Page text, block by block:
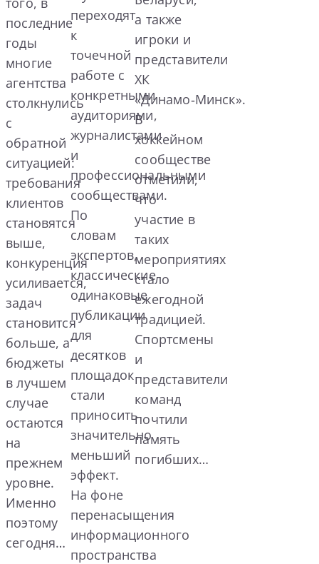
последние
годы
многие
агентства
столкнулись
с
обратной
ситуацией:
требования
клиентов
становятся
выше,
конкуренция
усиливается,
задач
становится
больше, а
бюджеты
в лучшем
случае
остаются
на
прежнем
уровне.
Именно
поэтому
сегодня…
переходят
к
точечной
работе с
конкретными
аудиториями,
журналистами
и
профессиональными
сообществами.
По
словам
экспертов,
классические
одинаковые
публикации
для
десятков
площадок
стали
приносить
значительно
меньший
эффект.
На фоне
перенасыщения
информационного
пространства
а также
игроки и
представители
ХК
«Динамо‑Минск».
В
хоккейном
сообществе
отметили,
что
участие в
таких
мероприятиях
стало
ежегодной
традицией.
Спортсмены
и
представители
команд
почтили
память
погибших…